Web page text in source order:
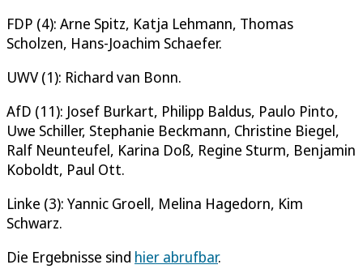
FDP (4): Arne Spitz, Katja Lehmann, Thomas
Scholzen, Hans-Joachim Schaefer.
UWV (1): Richard van Bonn.
AfD (11): Josef Burkart, Philipp Baldus, Paulo Pinto,
Uwe Schiller, Stephanie Beckmann, Christine Biegel,
Ralf Neunteufel, Karina Doß, Regine Sturm, Benjamin
Koboldt, Paul Ott.
Linke (3): Yannic Groell, Melina Hagedorn, Kim
Schwarz.
Die Ergebnisse sind hier abrufbar.